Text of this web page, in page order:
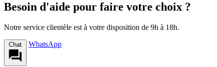
Besoin d'aide pour faire votre choix ?
Notre service clientèle est à votre disposition de 9h à 18h.
Chat WhatsApp